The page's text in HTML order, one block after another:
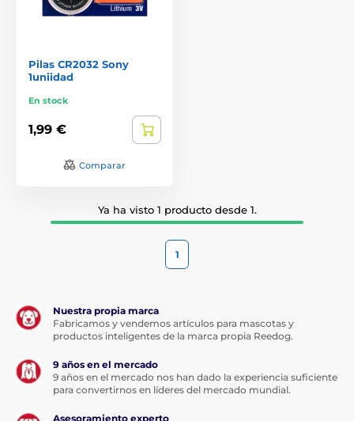
Pilas CR2032 Sony
1uniidad
En stock
1,99 €
Comparar
Ya ha visto 1 producto desde 1.
1
Nuestra propia marca
Fabricamos y vendemos artículos para mascotas y
productos inteligentes de la marca propia Reedog.
9 años en el mercado
9 años en el mercado nos han dado la experiencia suficiente
para convertirnos en líderes del mercado mundial.
Asesoramiento experto